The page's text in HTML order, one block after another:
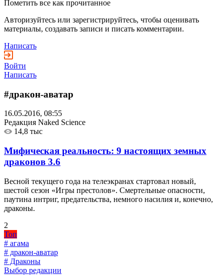
Пометить все как прочитанное
Авторизуйтесь или зарегистрируйтесь, чтобы оценивать
материалы, создавать записи и писать комментарии.
Написать
Войти
Написать
#дракон-аватар
16.05.2016, 08:55
Редакция Naked Science
14,8 тыс
Мифическая реальность: 9 настоящих земных
драконов 3.6
Весной текущего года на телеэкранах стартовал новый,
шестой сезон «Игры престолов». Смертельные опасности,
паутина интриг, предательства, немного насилия и, конечно,
драконы.
2
Топ
# агама
# дракон-аватар
# Драконы
Выбор редакции